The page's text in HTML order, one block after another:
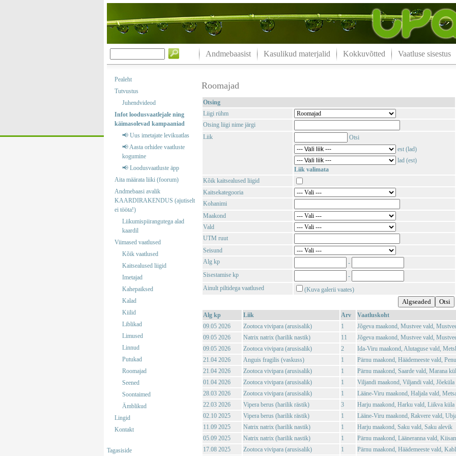
Andmebaasist Kasulikud materjalid Kokkuvõtted Vaatluse sisestus
Pealeht
Tutvustus
Juhendvideod
Infot loodusvaatlejale ning
käimasolevad kampaaniad
📢 Uus imetajate levikuatlas
📢 Aasta orhidee vaatluste
kogumine
📢 Loodusvaatluste äpp
Aita määrata liiki (foorum)
Andmebaasi avalik
KAARDIRAKENDUS (ajutiselt
ei tööta!)
Liikumispiirangutega alad
kaardil
Viimased vaatlused
Kõik vaatlused
Kaitsealused liigid
Imetajad
Kahepaiksed
Kalad
Kiilid
Liblikad
Limused
Linnud
Putukad
Roomajad
Seened
Soontaimed
Ämblikud
Lingid
Kontakt
Tagasiside
Roomajad
Otsing
Liigi rühm
Otsing liigi nime järgi
Liik
Otsi
est (lad)
lad (est)
Liik valimata
Kõik kaitsealused liigid
Kaitsekategooria
Kohanimi
Maakond
Vald
UTM ruut
Seisund
Alg kp
-
Sisestamise kp
-
Ainult piltidega vaatlused
(Kuva galerii vaates)
Alg kp Liik Arv
Vaatluskoht
09.05 2026
Zootoca vivipara (arusisalik) 1
Jõgeva maakond, Mustvee vald,
09.05 2026
Natrix natrix (harilik nastik) 11
Jõgeva maakond, Mustvee vald,
09.05 2026
Zootoca vivipara (arusisalik) 2
Ida-Viru maakond, Alutaguse vald,
21.04 2026
Anguis fragilis (vaskuss) 1
Pärnu maakond, Häädemeeste vald,
21.04 2026
Zootoca vivipara (arusisalik) 1
Pärnu maakond, Saarde vald, Marana
01.04 2026
Zootoca vivipara (arusisalik) 1
Viljandi maakond, Viljandi vald, Jõeküla
28.03 2026
Zootoca vivipara (arusisalik) 1
Lääne-Viru maakond, Haljala vald,
22.03 2026
Vipera berus (harilik rästik) 3
Harju maakond, Harku vald, Liikva küla
02.10 2025
Vipera berus (harilik rästik) 1
Lääne-Viru maakond, Rakvere vald,
11.09 2025
Natrix natrix (harilik nastik) 1
Harju maakond, Saku vald, Saku alevik
05.09 2025
Natrix natrix (harilik nastik) 1
Pärnu maakond, Lääneranna vald,
17.08 2025
Zootoca vivipara (arusisalik) 1 Pärnu maakond, Häädemeeste vald,